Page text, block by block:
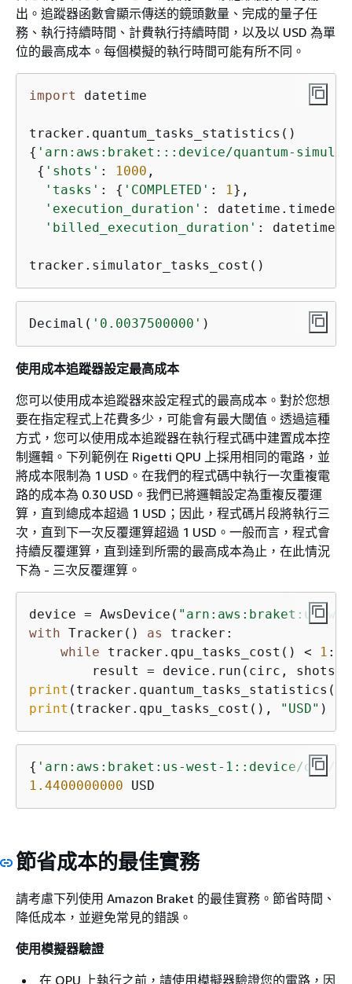
出。追蹤器函數會顯示傳送的鏡頭數量、完成的量子任
務、執行持續時間、計費執行持續時間，以及以 USD 為單
位的最高成本。每個模擬的執行時間可能有所不同。
import datetime
{ 'arn:aws:braket:::device/quantum-
{ 'shots' : 1000 ,
'tasks' : { 'COMPLETED' : 1 },
'execution_duration' :
'billed_execution_duration' :
tracker.simulator_tasks_cost()
Decimal( '0.0037500000' )
使用成本追蹤器設定最高成本
您可以使用成本追蹤器來設定程式的最高成本。對於您想
要在指定程式上花費多少，可能會有最大閾值。透過這種
方式，您可以使用成本追蹤器在執行程式碼中建置成本控
制邏輯。下列範例在 Rigetti QPU 上採用相同的電路，並
將成本限制為 1 USD。在我們的程式碼中執行一次重複電
路的成本為 0.30 USD。我們已將邏輯設定為重複反覆運
算，直到總成本超過 1 USD；因此，程式碼片段將執行三
次，直到下一次反覆運算超過 1 USD。一般而言，程式會
持續反覆運算，直到達到所需的最高成本為止，在此情況
下為 - 三次反覆運算。
device = AwsDevice( "arn:aws:braket:us-
with Tracker() as
tracker:
while tracker.qpu_tasks_cost() < 1 :
        result = device.run(circ, shots=
print
print (tracker.qpu_tasks_cost(), "USD" )
{ 'arn:aws:braket:us-west-1::device/qpu/
1.4400000000 USD
節省成本的最佳實務
請考慮下列使用 Amazon Braket 的最佳實務。節省時間、
降低成本，並避免常見的錯誤。
使用模擬器驗證
在 QPU 上執行之前，請使用模擬器驗證您的電路，因